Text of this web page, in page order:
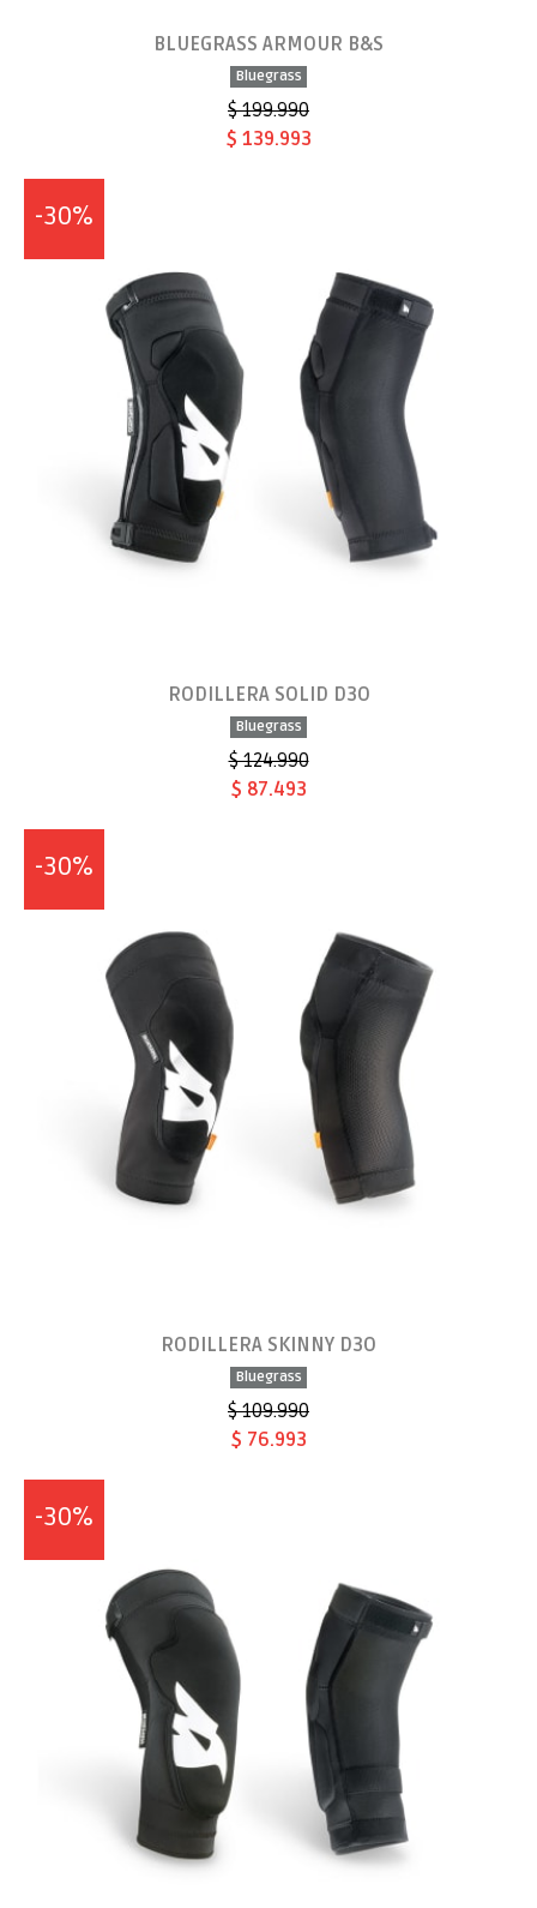
BLUEGRASS ARMOUR B&S
Bluegrass
$ 199.990
$ 139.993
-30%
RODILLERA SOLID D3O
Bluegrass
$ 124.990
$ 87.493
-30%
RODILLERA SKINNY D3O
Bluegrass
$ 109.990
$ 76.993
-30%